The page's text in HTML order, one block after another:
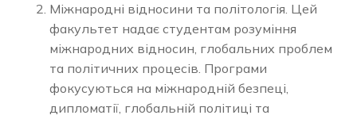
Міжнародні відносини та політологія. Цей
факультет надає студентам розуміння
міжнародних відносин, глобальних проблем
та політичних процесів. Програми
фокусуються на міжнародній безпеці,
дипломатії, глобальній політиці та